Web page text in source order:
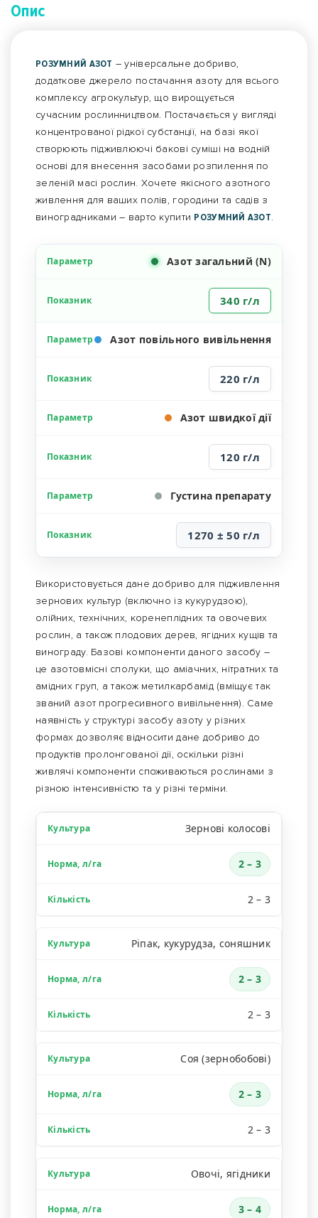
Опис
РОЗУМНИЙ АЗОТ – універсальне добриво,
додаткове джерело постачання азоту для всього
комплексу агрокультур, що вирощується
сучасним рослинництвом. Постачається у вигляді
концентрованої рідкої субстанції, на базі якої
створюють підживлюючі бакові суміші на водній
основі для внесення засобами розпилення по
зеленій масі рослин. Хочете якісного азотного
живлення для ваших полів, городини та садів з
виноградниками – варто купити РОЗУМНИЙ АЗОТ.
Азот загальний (N)
340 г/л
Азот повільного вивільнення
220 г/л
Азот швидкої дії
120 г/л
Густина препарату
1270 ± 50 г/л
Використовується дане добриво для підживлення
зернових культур (включно із кукурудзою),
олійних, технічних, коренеплідних та овочевих
рослин, а також плодових дерев, ягідних кущів та
винограду. Базові компоненти даного засобу –
це азотовмісні сполуки, що аміачних, нітратних та
амідних груп, а також метилкарбамід (вміщує так
званий азот прогресивного вивільнення). Саме
наявність у структурі засобу азоту у різних
формах дозволяє відносити дане добриво до
продуктів пролонгованої дії, оскільки різні
живлячі компоненти споживаються рослинами з
різною інтенсивністю та у різні терміни.
Зернові колосові
2 – 3
2 – 3
Ріпак, кукурудза, соняшник
2 – 3
2 – 3
Соя (зернобобові)
2 – 3
2 – 3
Овочі, ягідники
3 – 4